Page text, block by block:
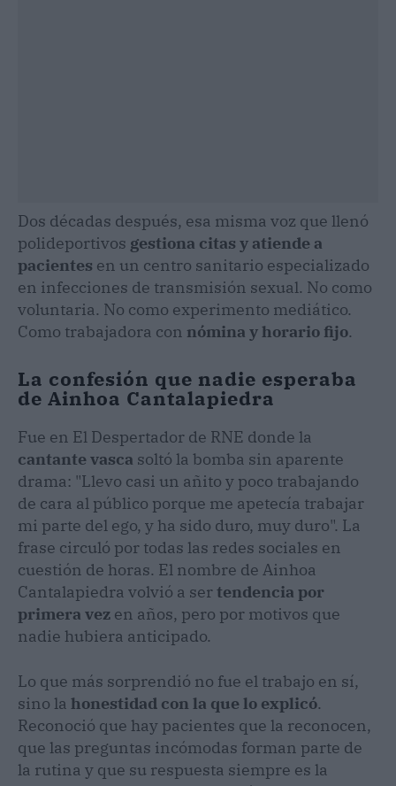
Dos décadas después, esa misma voz que llenó
polideportivos gestiona citas y atiende a
pacientes en un centro sanitario especializado
en infecciones de transmisión sexual. No como
voluntaria. No como experimento mediático.
Como trabajadora con nómina y horario fijo.
La confesión que nadie esperaba
de Ainhoa Cantalapiedra
Fue en El Despertador de RNE donde la
cantante vasca soltó la bomba sin aparente
drama: "Llevo casi un añito y poco trabajando
de cara al público porque me apetecía trabajar
mi parte del ego, y ha sido duro, muy duro". La
frase circuló por todas las redes sociales en
cuestión de horas. El nombre de Ainhoa
Cantalapiedra volvió a sertendencia por
primera vez en años, pero por motivos que
nadie hubiera anticipado.
Lo que más sorprendió no fue el trabajo en sí,
sino la honestidad con la que lo explicó.
Reconoció que hay pacientes que la reconocen,
que las preguntas incómodas forman parte de
la rutina y que su respuesta siempre es la